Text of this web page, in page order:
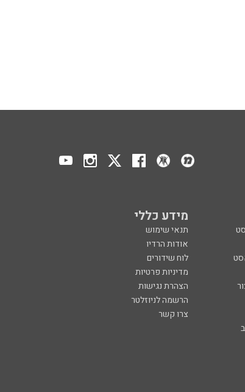
מידע כללי
תנאי שימוש
אודות הרדיו
לוח שידורים
מדיניות פרטיות
הצהרת נגישות
הרשמה לניוזלטר
צרו קשר